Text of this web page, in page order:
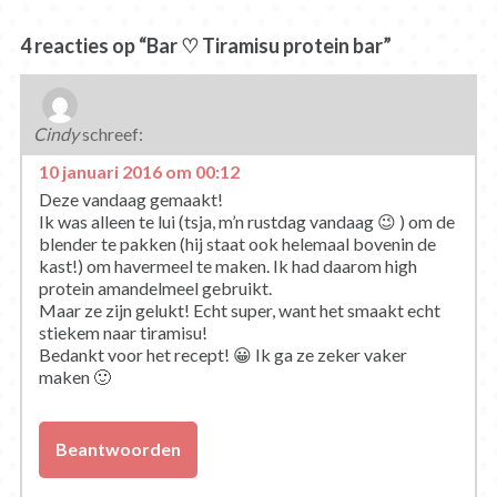
4 reacties op “Bar ♡ Tiramisu protein bar”
Cindyschreef:
10 januari 2016 om 00:12
Deze vandaag gemaakt!
Ik was alleen te lui (tsja, m’n rustdag vandaag 😉 ) om de
blender te pakken (hij staat ook helemaal bovenin de
kast!) om havermeel te maken. Ik had daarom high
protein amandelmeel gebruikt.
Maar ze zijn gelukt! Echt super, want het smaakt echt
stiekem naar tiramisu!
Bedankt voor het recept! 😀 Ik ga ze zeker vaker
maken 🙂
Beantwoorden